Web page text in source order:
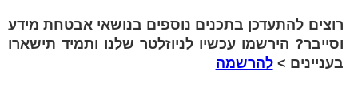
רוצים להתעדכן בתכנים נוספים בנושאי אבטחת מידע
וסייבר? הירשמו עכשיו לניוזלטר שלנו ותמיד תישארו
בעניינים >להרשמה